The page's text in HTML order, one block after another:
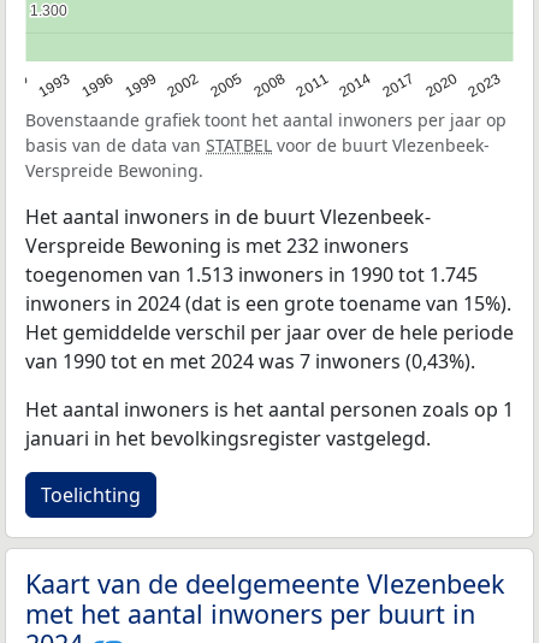
1993 1996 1999 2002 2005 2008 2011 2014 2017 2020 2023
1.300
1.300
Bovenstaande grafiek toont het aantal inwoners per jaar op
basis van de data van STATBEL voor de buurt Vlezenbeek-
Verspreide Bewoning.
Het aantal inwoners in de buurt Vlezenbeek-
Verspreide Bewoning is met 232 inwoners
toegenomen van 1.513 inwoners in 1990 tot 1.745
inwoners in 2024 (dat is een grote toename van 15%).
Het gemiddelde verschil per jaar over de hele periode
van 1990 tot en met 2024 was 7 inwoners (0,43%).
Het aantal inwoners is het aantal personen zoals op 1
januari in het bevolkingsregister vastgelegd.
Toelichting
Kaart van de deelgemeente Vlezenbeek
met het aantal inwoners per buurt in